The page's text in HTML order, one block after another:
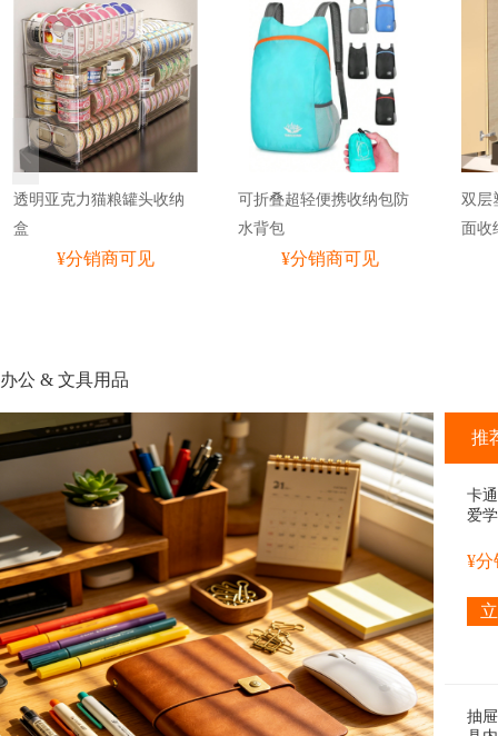
透明亚克力猫粮罐头收纳
盒
¥分销商可见
可折叠超轻便携收纳包防
水背包
¥分销商可见
双层
面收
办公 & 文具用品
推
卡
爱
¥分
抽